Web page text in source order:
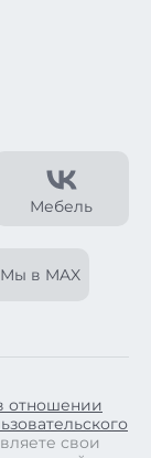
Мебель
Мы в MAX
отношении
свои